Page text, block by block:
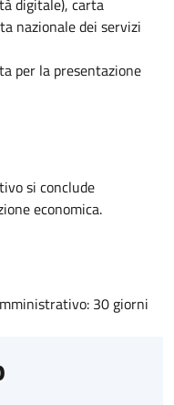
nazionale dei servizi
per la presentazione
si conclude
economica.
30 giorni